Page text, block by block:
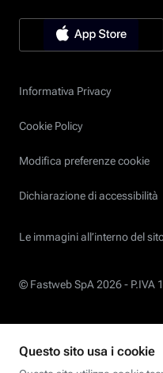
Informativa Privacy
Cookie Policy
Modifica preferenze cookie
Dichiarazione di accessibilità
Le immagini all’interno del
© Fastweb SpA 2026 - P.IVA